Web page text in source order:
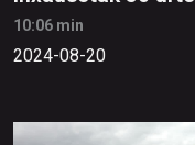
10:06 min
2024-08-20